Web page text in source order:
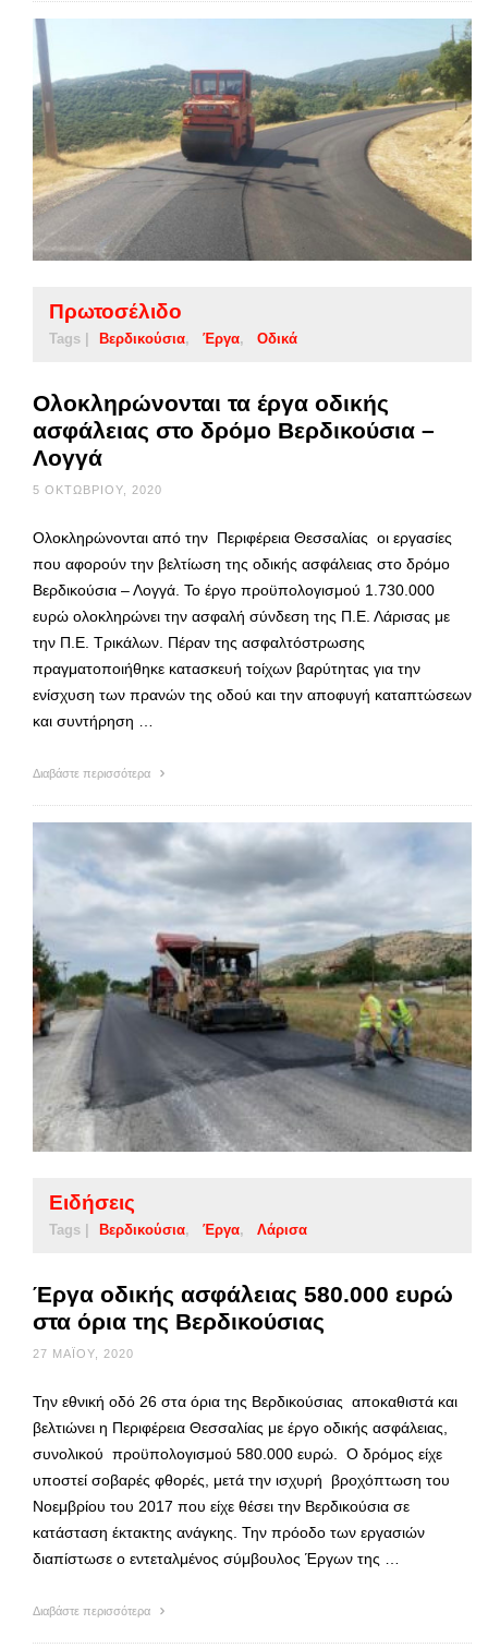
Πρωτοσέλιδο
Tags | Βερδικούσια Έργα Οδικά
Ολοκληρώνονται τα έργα οδικής
ασφάλειας στο δρόμο Βερδικούσια –
Λογγά
5 ΟΚΤΩΒΡΊΟΥ, 2020
Ολοκληρώνονται από την Περιφέρεια Θεσσαλίας οι εργασίες
που αφορούν την βελτίωση της οδικής ασφάλειας στο δρόμο
Βερδικούσια – Λογγά. Το έργο προϋπολογισμού 1.730.000
ευρώ ολοκληρώνει την ασφαλή σύνδεση της Π.Ε. Λάρισας με
την Π.Ε. Τρικάλων. Πέραν της ασφαλτόστρωσης
πραγματοποιήθηκε κατασκευή τοίχων βαρύτητας για την
ενίσχυση των πρανών της οδού και την αποφυγή καταπτώσεων
και συντήρηση …
Διαβάστε περισσότερα
Ειδήσεις
Tags | Βερδικούσια Έργα Λάρισα
Έργα οδικής ασφάλειας 580.000 ευρώ
στα όρια της Βερδικούσιας
27 ΜΑΪ́ΟΥ, 2020
Την εθνική οδό 26 στα όρια της Βερδικούσιας αποκαθιστά και
βελτιώνει η Περιφέρεια Θεσσαλίας με έργο οδικής ασφάλειας,
συνολικού προϋπολογισμού 580.000 ευρώ. Ο δρόμος είχε
υποστεί σοβαρές φθορές, μετά την ισχυρή βροχόπτωση του
Νοεμβρίου του 2017 που είχε θέσει την Βερδικούσια σε
κατάσταση έκτακτης ανάγκης. Την πρόοδο των εργασιών
διαπίστωσε ο εντεταλμένος σύμβουλος Έργων της …
Διαβάστε περισσότερα